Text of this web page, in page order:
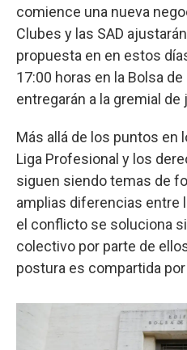
comience una nueva
Clubes y las SAD
propuesta en en estos
17:00 horas en la Bolsa
entregarán a la gremial de
Más allá de los puntos en
Liga Profesional y los
siguen siendo temas de
amplias diferencias entre
el conflicto se soluciona
colectivo por parte de
postura es compartida por